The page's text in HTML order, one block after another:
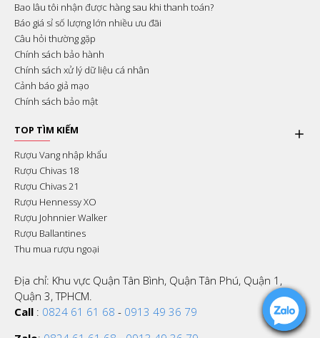
Bao lâu tôi nhận được hàng sau khi thanh toán?
Báo giá sỉ số lượng lớn nhiều ưu đãi
Câu hỏi thường gặp
Chính sách bảo hành
Chính sách xử lý dữ liệu cá nhân
Cảnh báo giả mạo
Chính sách bảo mật
TOP TÌM KIẾM
Rượu Vang nhập khẩu
Rượu Chivas 18
Rượu Chivas 21
Rượu Hennessy XO
Rượu Johnnier Walker
Rượu Ballantines
Thu mua rượu ngoại
Địa chỉ: Khu vực Quận Tân Bình, Quận Tân Phú, Quận 1,
Quận 3, TPHCM.
Call : 0824 61 61 68 - 0913 49 36 79